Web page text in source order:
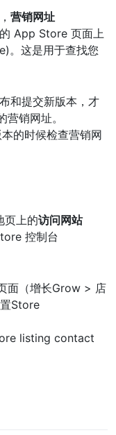
营销网址
App Store 页面上
。这是用于查找您
和提交新版本，才
销网址。
的时候检查营销网
页上的访问网站
控制台
面（增长Grow > 店
Store
listing contact